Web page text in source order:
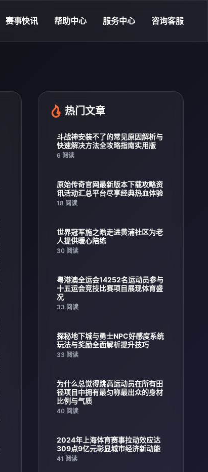
赛事快讯 帮助中心 服务中心 咨询客服
热门文章
斗战神安装不了的常见原因解析与
快速解决方法全攻略指南实用版
6 阅读
原始传奇官网最新版本下载攻略资
讯活动汇总平台尽享经典热血体验
18 阅读
世界冠军施之皓走进黄浦社区为老
人提供暖心陪练
30 阅读
粤港澳全运会14252名运动员参与
十五运会竞技比赛项目展现体育盛
况
33 阅读
探秘地下城与勇士NPC好感度系统
玩法与奖励全面解析提升技巧
33 阅读
为什么总觉得跳高运动员在所有田
径项目中拥有最匀称最出众的身材
比例与气质
40 阅读
2024年上海体育赛事拉动效应达
309点9亿元彰显城市经济新动能
41 阅读